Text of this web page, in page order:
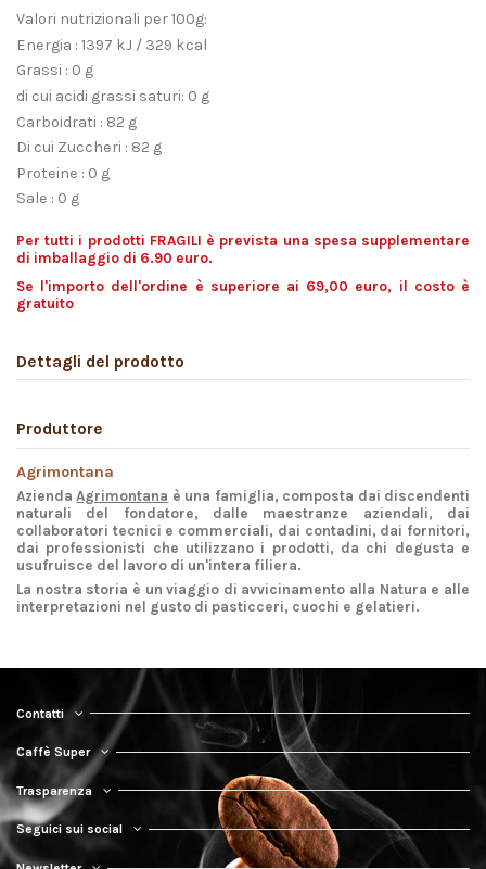
Valori nutrizionali per 100g:
Energia : 1397 kJ / 329 kcal
Grassi : 0 g
di cui acidi grassi saturi: 0 g
Carboidrati : 82 g
Di cui Zuccheri : 82 g
Proteine : 0 g
Sale : 0 g
Per tutti i prodotti FRAGILI è prevista una spesa supplementare
di imballaggio di 6.90 euro.
Se l'importo dell'ordine è superiore ai 69,00 euro, il costo è
gratuito
Dettagli del prodotto
Produttore
Agrimontana
AziendaAgrimontana è una famiglia, composta dai discendenti
naturali del fondatore, dalle maestranze aziendali, dai
collaboratori tecnici e commerciali, dai contadini, dai fornitori,
dai professionisti che utilizzano i prodotti, da chi degusta e
usufruisce del lavoro di un'intera filiera.
La nostra storia è un viaggio di avvicinamento alla Natura e alle
interpretazioni nel gusto di pasticceri, cuochi e gelatieri.
Contatti
Caffè Super
Trasparenza
Seguici sui social